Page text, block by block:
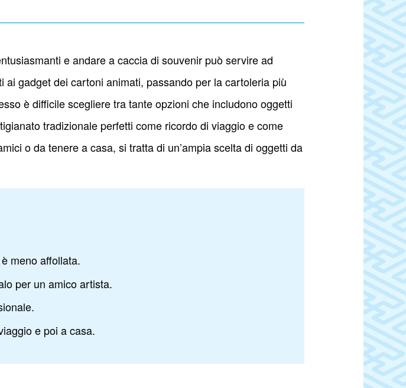
e andare a caccia di souvenir può servire ad
gadget dei cartoni animati, passando per la cartoleria più
è difficile scegliere tra tante opzioni che includono oggetti
tradizionale perfetti come ricordo di viaggio e come
o da tenere a casa, si tratta di un’ampia scelta di oggetti da
meno affollata.
per un amico artista.
e poi a casa.